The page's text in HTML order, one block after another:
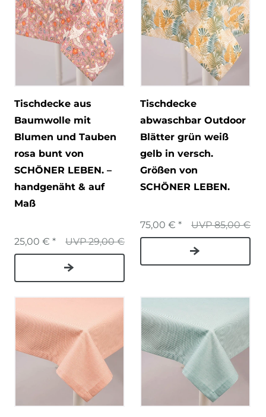
Tischdecke aus
Baumwolle mit
Blumen und Tauben
rosa bunt von
SCHÖNER LEBEN. –
handgenäht & auf
Maß
UVP 29,00 €
25,00 € *
Tischdecke
abwaschbar Outdoor
Blätter grün weiß
gelb in versch.
Größen von
SCHÖNER LEBEN.
UVP 85,00 €
75,00 € *